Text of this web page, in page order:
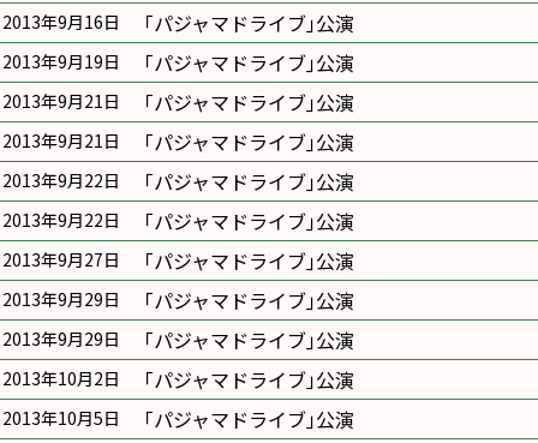
2013年9月16日 ｢パジャマドライブ｣公演
2013年9月19日 ｢パジャマドライブ｣公演
2013年9月21日 ｢パジャマドライブ｣公演
2013年9月21日 ｢パジャマドライブ｣公演
2013年9月22日 ｢パジャマドライブ｣公演
2013年9月22日 ｢パジャマドライブ｣公演
2013年9月27日 ｢パジャマドライブ｣公演
2013年9月29日 ｢パジャマドライブ｣公演
2013年9月29日 ｢パジャマドライブ｣公演
2013年10月2日 ｢パジャマドライブ｣公演
2013年10月5日 ｢パジャマドライブ｣公演